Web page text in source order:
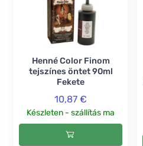
Henné Color Finom
tejszínes öntet 90ml
Fekete
10,87 €
Készleten - szállítás ma